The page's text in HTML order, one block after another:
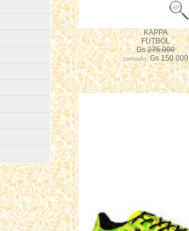
KAPPA
FUTBOL
Gs275.000
contado:Gs 150.000